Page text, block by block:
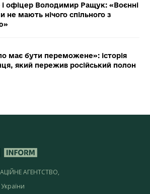
і офіцер Володимир Ращук: «Воєнні
не мають нічого спільного з
має бути переможене»: історія
який пережив російський полон
АГЕНТСТВО,